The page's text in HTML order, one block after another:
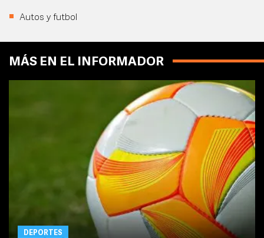
Autos y futbol
MÁS EN EL INFORMADOR
DEPORTES